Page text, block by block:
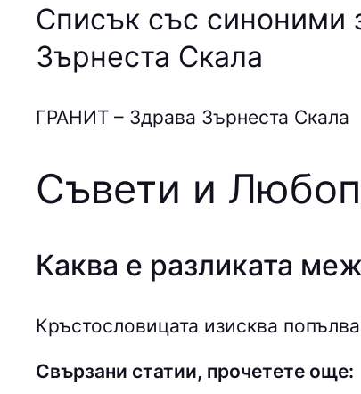
Списък със синоними
Зърнеста Скала
ГРАНИТ – Здрава Зърнеста Скала
Съвети и
Каква е разликата
Кръстословицата изисква
Свързани статии, прочетете още: